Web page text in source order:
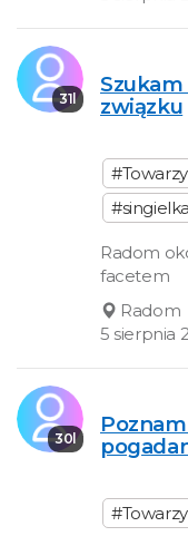
31l
związku
#singielka
Radom
facetem
Radom
5 sierpnia
30l